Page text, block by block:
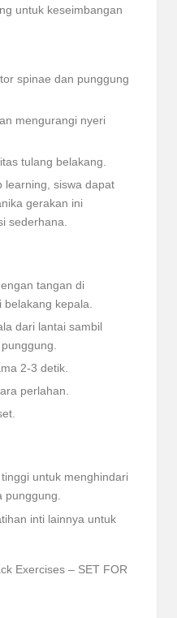
untuk keseimbangan
spinae dan punggung
mengurangi nyeri
tulang belakang.
learning, siswa dapat
gerakan ini
sederhana.
tangan di
belakang kepala.
dari lantai sambil
2-3 detik.
perlahan.
untuk menghindari
punggung.
inti lainnya untuk
Exercises – SET FOR